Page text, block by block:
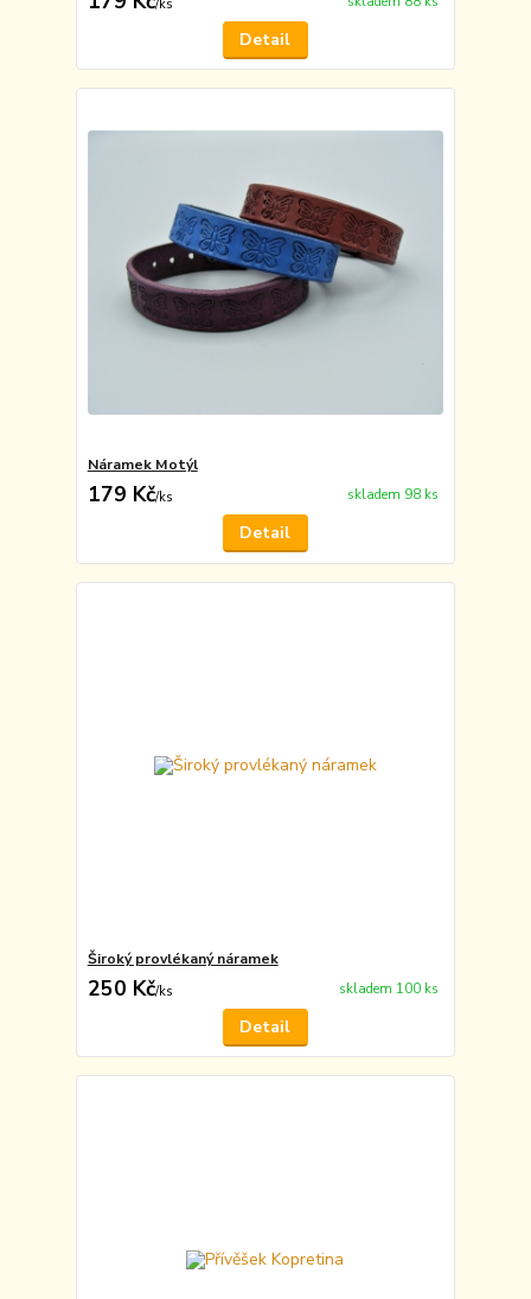
/ks
Detail
Náramek Motýl
179 Kč/ks skladem 98 ks
Detail
Široký provlékaný náramek
250 Kč/ks skladem 100 ks
Detail